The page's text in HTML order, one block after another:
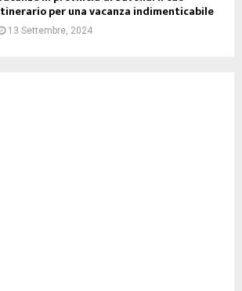
per una vacanza indimenticabile
13 Settembre, 2024